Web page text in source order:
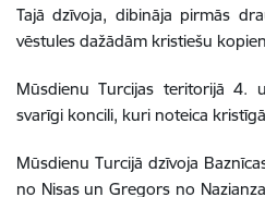
Tajā dzīvoja, dibināja pirmās
vēstules dažādām kristiešu
Mūsdienu Turcijas teritorijā 4.
svarīgi koncili, kuri noteica
Mūsdienu Turcijā dzīvoja
no Nisas un Gregors no